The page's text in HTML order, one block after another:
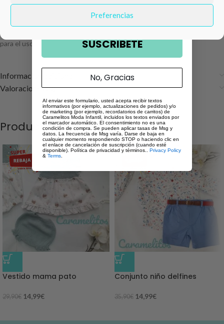
Preferencias
comodidad sin renunciar al estilo. Ideal para paseos, eventos familiares o
para el uso diario.
Información adicional
Valoraciones (0)
Productos relacionados
-50%
Vestido mama pato
29,90€ 14,99€
-58%
Conjunto niño delfines
35,90€ 14,99€
Email
SUSCRIBETE
No, Gracias
Al enviar este formulario, usted acepta recibir textos
informativos (por ejemplo, actualizaciones de pedidos) y/o
de marketing (por ejemplo, recordatorios de carritos) de
Caramelitos Moda Infantil, incluidos los textos enviados por
el marcador automático. El consentimiento no es una
condición de compra. Se pueden aplicar tasas de Msg y
datos. La frecuencia de Msg varía. Darse de baja en
cualquier momento respondiendo STOP o haciendo clic en
el enlace de cancelación de suscripción (cuando esté
disponible). Política de privacidad y términos.. Privacy Policy
& Terms